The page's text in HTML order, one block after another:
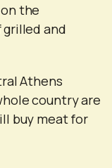
the
and
Athens
country are
buy meat for